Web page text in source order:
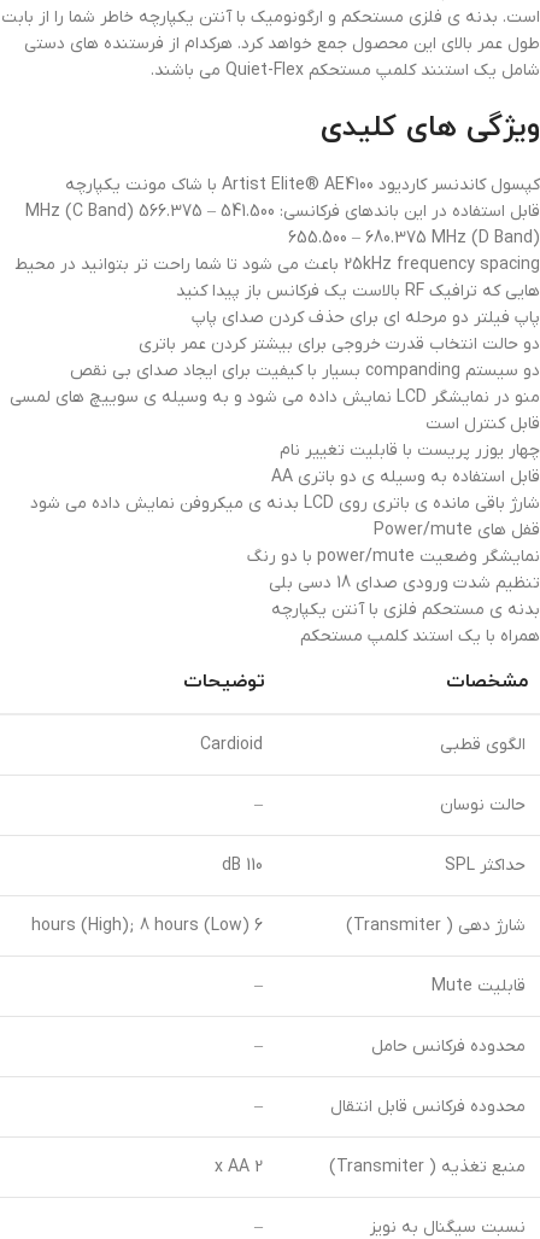
است. بدنه ی فلزی مستحکم و ارگونومیک با آنتن یکپارچه خاطر شما را از بابت
طول عمر بالای این محصول جمع خواهد کرد. هرکدام از فرستنده های دستی
شامل یک استنند کلمپ مستحکم Quiet-Flex می باشند.
ویژگی های کلیدی
کپسول کاندنسر کاردیود Artist Elite® AE4100 با شاک مونت یکپارچه
قابل استفاده در این باندهای فرکانسی: 541.500 – 566.375 MHz (C Band)
655.500 – 680.375 MHz (D Band)
25kHz frequency spacing باعث می شود تا شما راحت تر بتوانید در محیط
هایی که ترافیک RF بالاست یک فرکانس باز پیدا کنید
پاپ فیلتر دو مرحله ای برای حذف کردن صدای پاپ
دو حالت انتخاب قدرت خروجی برای بیشتر کردن عمر باتری
دو سیستم companding بسیار با کیفیت برای ایجاد صدای بی نقص
منو در نمایشگر LCD نمایش داده می شود و به وسیله ی سوییچ های لمسی
قابل کنترل است
چهار یوزر پریست با قابلیت تغییر نام
قابل استفاده به وسیله ی دو باتری AA
شارژ باقی مانده ی باتری روی LCD بدنه ی میکروفن نمایش داده می شود
قفل های Power/mute
نمایشگر وضعیت power/mute با دو رنگ
تنظیم شدت ورودی صدای 18 دسی بلی
بدنه ی مستحکم فلزی با آنتن یکپارچه
همراه با یک استند کلمپ مستحکم
مشخصات توضیحات
الگوی قطبی Cardioid
حالت نوسان –
حداکثر SPL 110 dB
شارژ دهی ( Transmiter) 6 hours (High); 8 hours (Low)
قابلیت Mute –
محدوده فرکانس حامل –
محدوده فرکانس قابل انتقال –
منبع تغذیه ( Transmiter) 2 x AA
نسبت سیگنال به نویز –